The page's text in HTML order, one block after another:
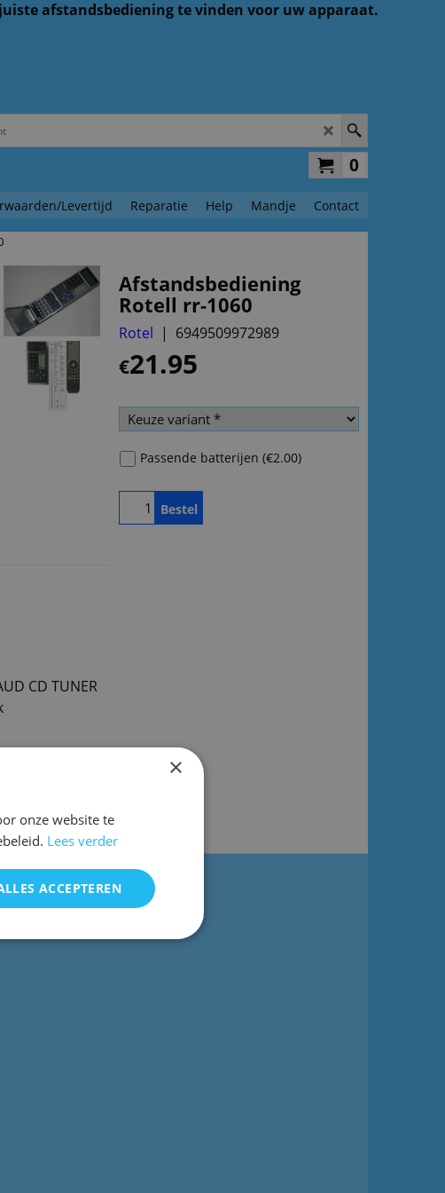
afstandsbediening te vinden voor uw apparaat.
0
Levertijd Reparatie Help Mandje Contact
Afstandsbediening
Rotell rr-1060
Rotel 6949509972989
€21.95
Passende batterijen (€2.00)
Bestel
CD TUNER
×
onze website te
Lees verder
ACCEPTEREN